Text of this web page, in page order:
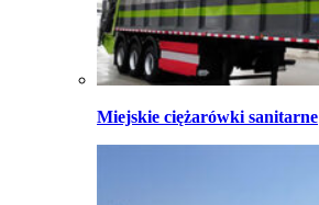
Miejskie ciężarówki sanitarne